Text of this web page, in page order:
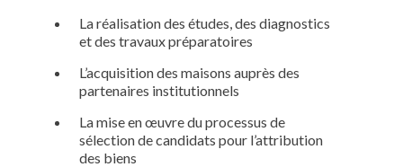
La réalisation des études, des diagnostics
et des travaux préparatoires
L’acquisition des maisons auprès des
partenaires institutionnels
La mise en œuvre du processus de
sélection de candidats pour l’attribution
des biens